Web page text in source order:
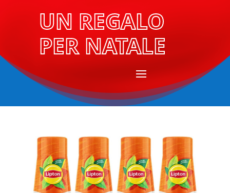
UN REGALO
PER NATALE